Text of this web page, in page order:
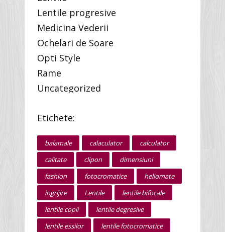
Lentile progresive
Medicina Vederii
Ochelari de Soare
Opti Style
Rame
Uncategorized
Etichete:
balamale calaculator
calculator
calitate
clipon
dimensiuni
fashion
fotocromatice
heliomate
ingrijire
Lentile
lentile bifocale
lentile copii
lentile degresive
lentile essilor
lentile fotocromatice